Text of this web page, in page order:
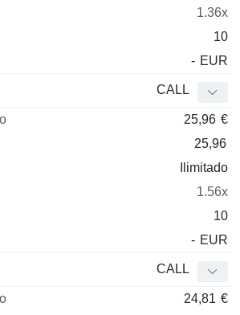
1.36x
10
- EUR
CALL
25,96 €
25,96
Ilimitado
1.56x
10
- EUR
CALL
24,81 €